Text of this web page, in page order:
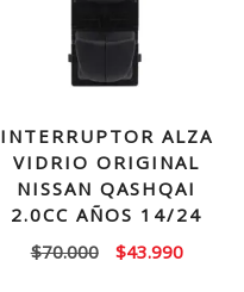
INTERRUPTOR ALZA
VIDRIO ORIGINAL
NISSAN QASHQAI
2.0CC AÑOS 14/24
$70.000
El
$43.990El